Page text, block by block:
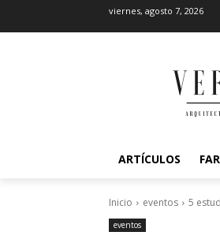
viernes, agosto 7, 2026
ARTÍCULOS
Inicio eventos 5
eventos